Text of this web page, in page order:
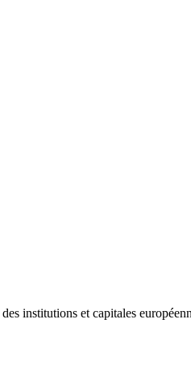
institutions et capitales